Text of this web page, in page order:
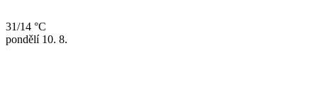
31/14 °C
pondělí 10. 8.